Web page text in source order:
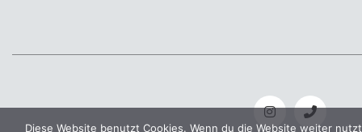
Diese Website benutzt Cookies. Wenn du die Website weiter